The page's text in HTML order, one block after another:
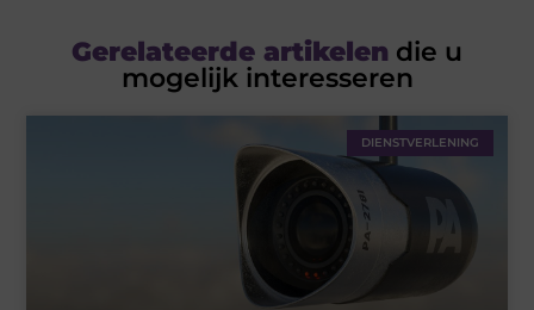
Gerelateerde artikelen die u
mogelijk interesseren
DIENSTVERLENING